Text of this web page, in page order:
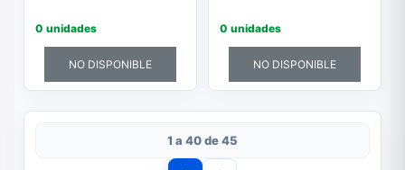
0 unidades
NO DISPONIBLE
0 unidades
NO DISPONIBLE
1 a 40 de 45